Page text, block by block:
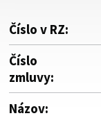
Číslo v RZ:
Číslo
zmluvy:
Názov: